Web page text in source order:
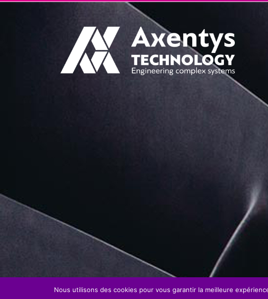
Nous utilisons des cookies pour vous garantir la meilleure